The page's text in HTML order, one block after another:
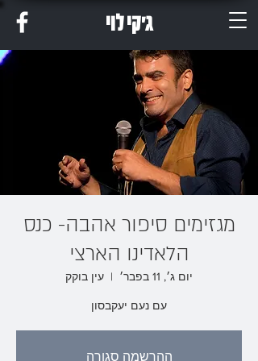
ג'קי לוי
מגזימים סיפור אהבה- כנס
הלאדינו הארצי
יום ג׳, 11 בפבר׳
  |
עין בוקק
עם נעם יעקבסון
ההרשמה סגורה